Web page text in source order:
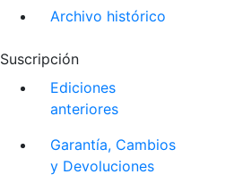
Archivo histórico
Suscripción
Ediciones
anteriores
Garantía, Cambios
y Devoluciones